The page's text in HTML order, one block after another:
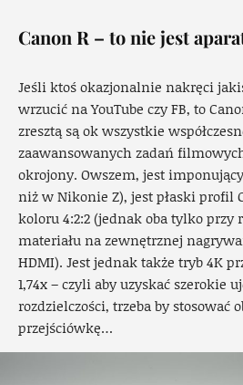
Canon R – to nie jest
Jeśli ktoś okazjonalnie nakręci
wrzucić na YouTube czy FB, to
zresztą są ok wszystkie
zaawansowanych zadań
okrojony. Owszem, jest
niż w Nikonie Z), jest płaski profil
koloru 4:2:2 (jednak oba tylko przy
materiału na zewnętrznej
HDMI). Jest jednak także tryb 4K
1,74x – czyli aby uzyskać szerokie
rozdzielczości, trzeba by stosować
przejściówkę…